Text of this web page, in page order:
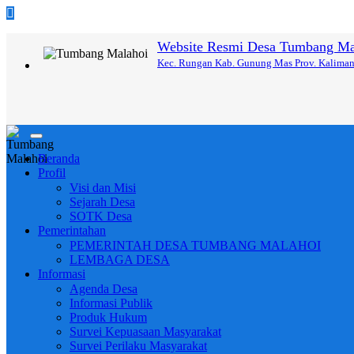
Website Resmi Desa Tumbang
Kec. Rungan Kab. Gunung Mas Prov.
Toggle
navigation
Beranda
Profil
Visi dan Misi
Sejarah Desa
SOTK Desa
Pemerintahan
PEMERINTAH DESA TUMBANG MALAHOI
LEMBAGA DESA
Informasi
Agenda Desa
Informasi Publik
Produk Hukum
Survei Kepuasaan Masyarakat
Survei Perilaku Masyarakat